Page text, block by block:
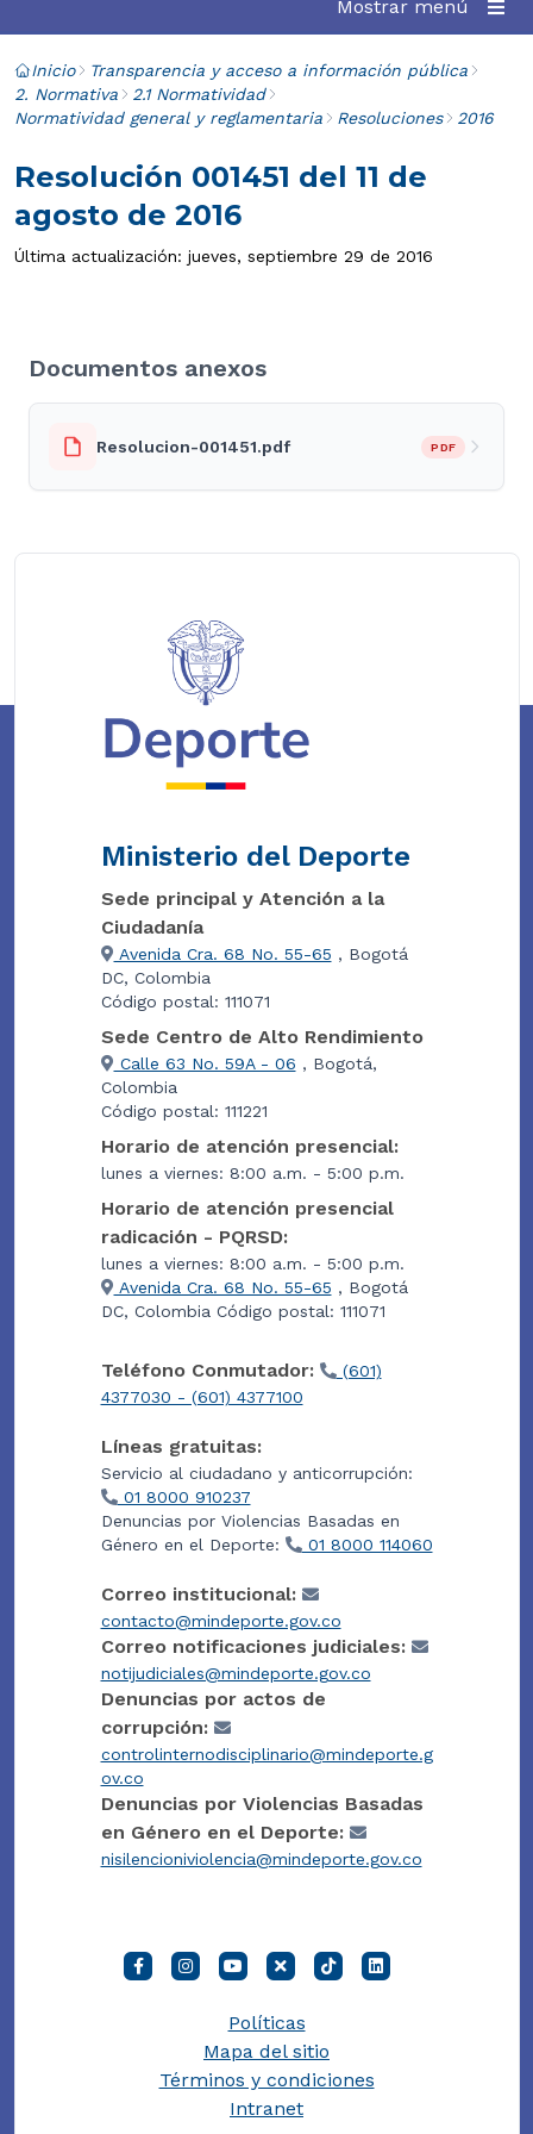
Mostrar menú
Inicio
Transparencia y acceso a información pública
2. Normativa
2.1 Normatividad
Normatividad general y reglamentaria
Resoluciones 2016
Resolución 001451 del 11 de
agosto de 2016
Última actualización: jueves, septiembre 29 de 2016
Documentos anexos
Resolucion-001451.pdf PDF
Ministerio del Deporte
Sede principal y Atención a la
Ciudadanía
Avenida Cra. 68 No. 55-65 , Bogotá
DC, Colombia
Código postal: 111071
Sede Centro de Alto Rendimiento
Calle 63 No. 59A - 06 , Bogotá,
Colombia
Código postal: 111221
Horario de atención presencial:
lunes a viernes: 8:00 a.m. - 5:00 p.m.
Horario de atención presencial
radicación - PQRSD:
lunes a viernes: 8:00 a.m. - 5:00 p.m.
Avenida Cra. 68 No. 55-65 , Bogotá
DC, Colombia Código postal: 111071
Teléfono Conmutador:
(601)
4377030 - (601) 4377100
Líneas gratuitas:
Servicio al ciudadano y anticorrupción:
01 8000 910237
Denuncias por Violencias Basadas en
Género en el Deporte:
01 8000 114060
Correo institucional:
contacto@mindeporte.gov.co
Correo notificaciones judiciales:
notijudiciales@mindeporte.gov.co
Denuncias por actos de
corrupción:
controlinternodisciplinario@mindeporte.g
ov.co
Denuncias por Violencias Basadas
en Género en el Deporte:
nisilencioniviolencia@mindeporte.gov.co
Políticas
Mapa del sitio
Términos y condiciones
Intranet